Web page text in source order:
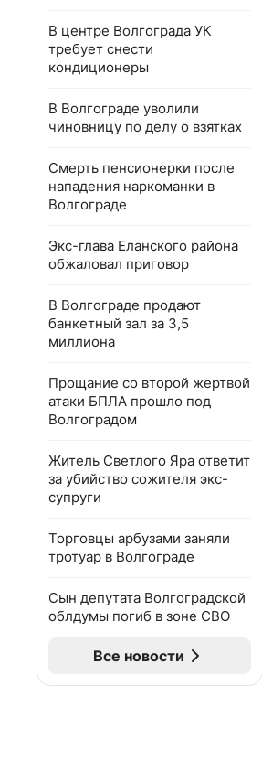
В центре Волгограда УК
требует снести
кондиционеры
В Волгограде уволили
чиновницу по делу о взятках
Смерть пенсионерки после
нападения наркоманки в
Волгограде
Экс-глава Еланского района
обжаловал приговор
В Волгограде продают
банкетный зал за 3,5
миллиона
Прощание со второй жертвой
атаки БПЛА прошло под
Волгоградом
Житель Светлого Яра ответит
за убийство сожителя экс-
супруги
Торговцы арбузами заняли
тротуар в Волгограде
Сын депутата Волгоградской
облдумы погиб в зоне СВО
Все новости